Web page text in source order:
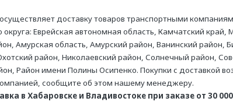
доставку товаров транспортными
Еврейская автономная область, Камчатский
Амурская область, Амурский район, Ванинский район,
район, Николаевский район, Солнечный район,
Район имени Полины Осипенко. Покупки с доставкой
сообщите об этом нашему менеджеру.
в Хабаровске и Владивостоке при заказе от 30